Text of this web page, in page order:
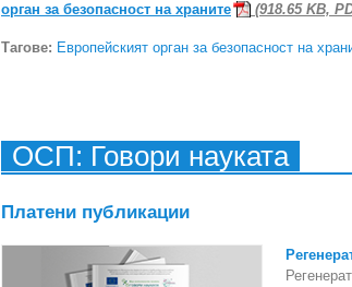
орган за безопасност на храните
(918.65 KB,
Тагове: Европейският орган за безопасност на
ОСП: Говори науката
Платени публикации